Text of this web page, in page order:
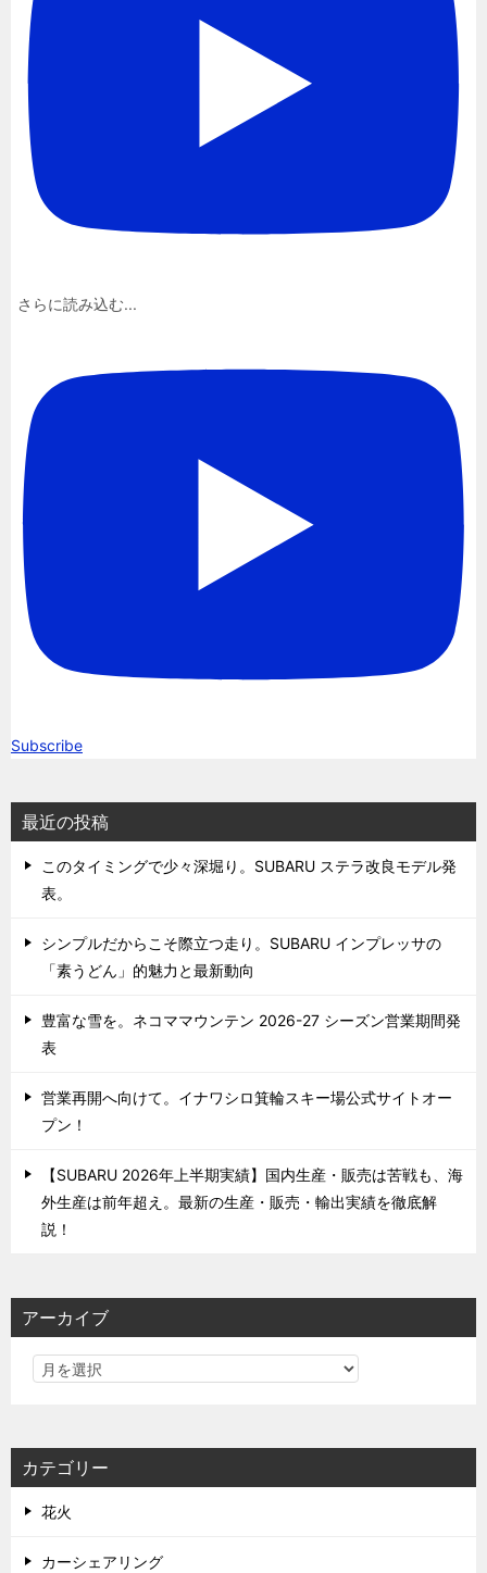
さらに読み込む...
Subscribe
最近の投稿
このタイミングで少々深堀り。SUBARU ステラ改良モデル発
表。
シンプルだからこそ際立つ走り。SUBARU インプレッサの
「素うどん」的魅力と最新動向
豊富な雪を。ネコママウンテン 2026-27 シーズン営業期間発
表
営業再開へ向けて。イナワシロ箕輪スキー場公式サイトオー
プン！
【SUBARU 2026年上半期実績】国内生産・販売は苦戦も、海
外生産は前年超え。最新の生産・販売・輸出実績を徹底解
説！
アーカイブ
カテゴリー
花火
カーシェアリング